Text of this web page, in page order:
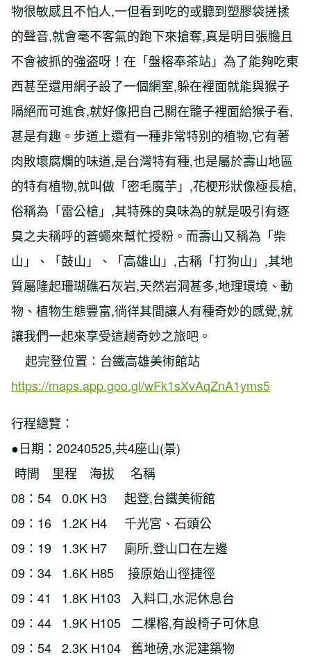
物很敏感且不怕人,一但看到吃的或聽到塑膠袋搓揉
的聲音,就會毫不客氣的跑下來搶奪,真是明目張膽且
不會被抓的強盗呀！在「盤榕奉茶站」為了能夠吃東
西甚至還用網子設了一個網室,躲在裡面就能與猴子
隔絕而可進食,就好像把自己關在籠子裡面給猴子看,
甚是有趣。步道上還有一種非常特别的植物,它有著
肉敗壞腐爛的味道,是台灣特有種,也是屬於壽山地區
的特有植物,就叫做「密毛魔芋」,花梗形狀像極長槍,
俗稱為「雷公槍」,其特殊的臭味為的就是吸引有逐
臭之夫稱呼的蒼蠅來幫忙授粉。而壽山又稱為「柴
山」、「鼓山」、「高雄山」,古稱「打狗山」,其地
質屬隆起珊瑚礁石灰岩,天然岩洞甚多,地理環境、動
物、植物生態豐富,徜徉其間讓人有種奇妙的感覺,就
讓我們一起來享受這趟奇妙之旅吧。
起完登位置：台鐵高雄美術館站
https://maps.app.goo.gl/wFk1sXvAqZnA1yms5
行程總覽：
●日期：20240525,共4座山(景)
時間 里程 海拔 名稱
08：54 0.0K H3 起登,台鐵美術館
09：16 1.2K H4 千光宮、石頭公
09：19 1.3K H7 廁所,登山口在左邊
09：34 1.6K H85 接原始山徑捷徑
09：41 1.8K H103 入料口,水泥休息台
09：44 1.9K H105 二棵榕,有設椅子可休息
09：54 2.3K H104 舊地磅,水泥建築物